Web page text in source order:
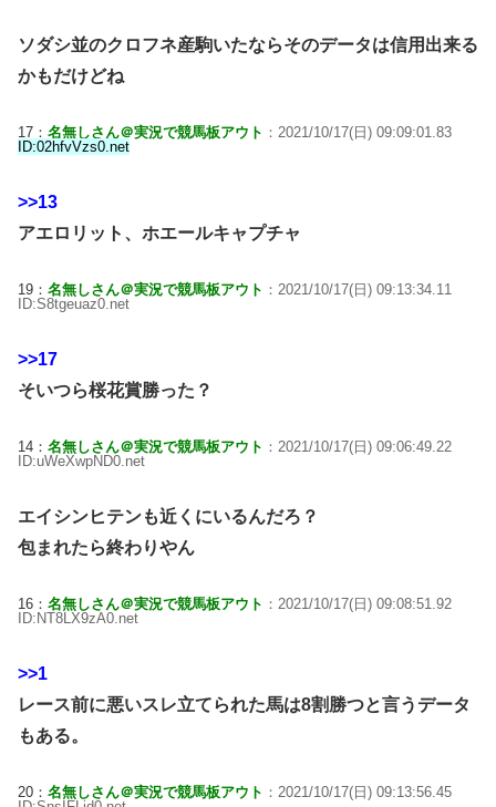
ソダシ並のクロフネ産駒いたならそのデータは信用出来る
かもだけどね
17： 名無しさん＠実況で競馬板アウト ：2021/10/17(日) 09:09:01.83
ID:02hfvVzs0.net
>>13
アエロリット、ホエールキャプチャ
19： 名無しさん＠実況で競馬板アウト ：2021/10/17(日) 09:13:34.11
ID:S8tgeuaz0.net
>>17
そいつら桜花賞勝った？
14： 名無しさん＠実況で競馬板アウト ：2021/10/17(日) 09:06:49.22
ID:uWeXwpND0.net
エイシンヒテンも近くにいるんだろ？
包まれたら終わりやん
16： 名無しさん＠実況で競馬板アウト ：2021/10/17(日) 09:08:51.92
ID:NT8LX9zA0.net
>>1
レース前に悪いスレ立てられた馬は8割勝つと言うデータ
もある。
20： 名無しさん＠実況で競馬板アウト ：2021/10/17(日) 09:13:56.45